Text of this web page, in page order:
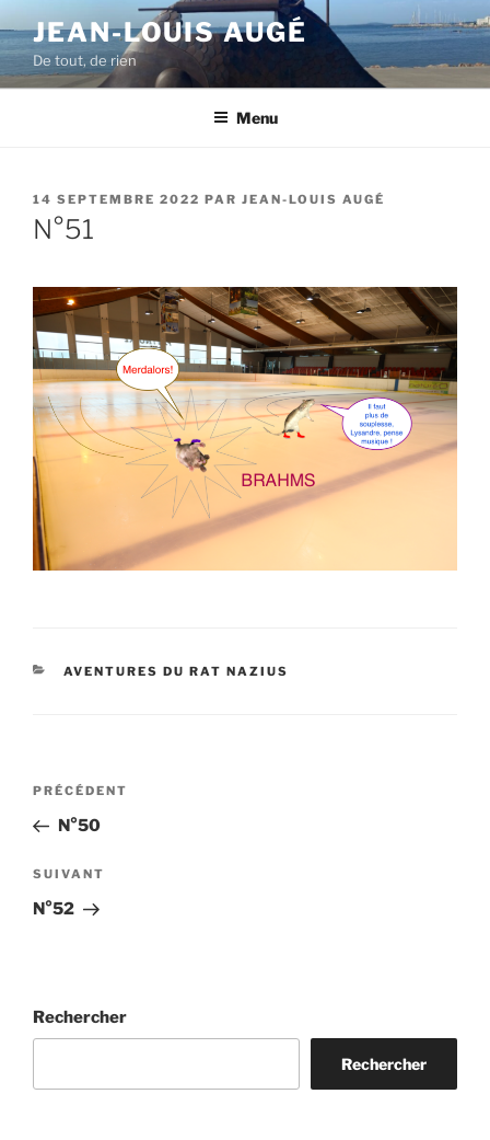
au
contenu
principal
JEAN-LOUIS AUGÉ
De tout, de rien
Menu
PUBLIÉ
LE
14 SEPTEMBRE 2022 PAR JEAN-LOUIS AUGÉ
N°51
CATÉGORIES
AVENTURES DU RAT NAZIUS
Navigation
l’article
Article
précédent
PRÉCÉDENT
N°50
Article
suivant
SUIVANT
N°52
Rechercher
Rechercher